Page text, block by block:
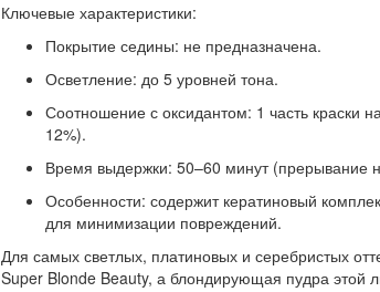
Ключевые характеристики:
Покрытие седины: не предназначена.
Осветление: до 5 уровней тона.
Соотношение с оксидантом: 1 часть краски
12%).
Время выдержки: 50–60 минут (прерывание
Особенности: содержит кератиновый
для минимизации повреждений.
Для самых светлых, платиновых и серебристых
Super Blonde Beauty, а блондирующая пудра этой